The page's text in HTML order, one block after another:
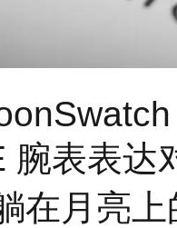
腕表表达
在月亮